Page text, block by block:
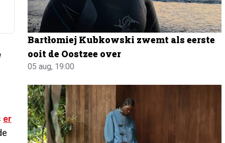
er
Bartłomiej Kubkowski zwemt als eerste
ooit de Oostzee over
05 aug, 19:00